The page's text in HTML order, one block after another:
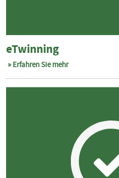
eTwinning
Erfahren Sie mehr